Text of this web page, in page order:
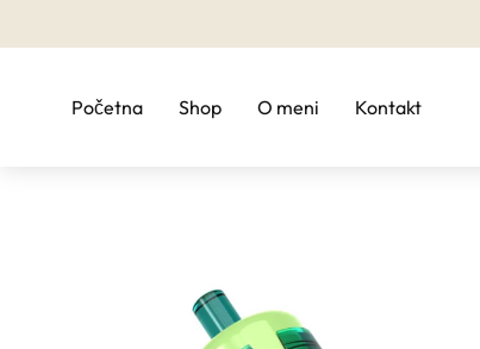
Početna Shop O meni Kontakt